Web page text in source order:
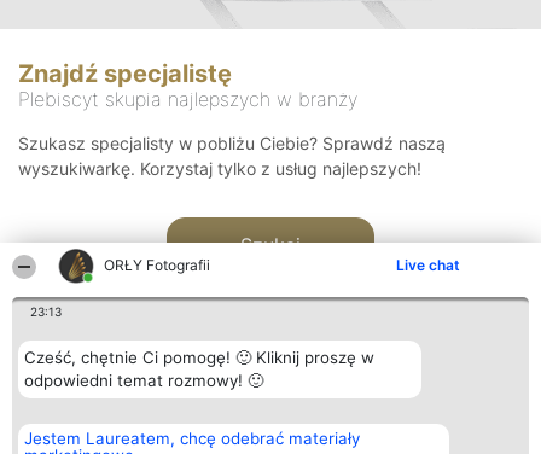
ORŁY Fotografii Live chat
23:13
Cześć, chętnie Ci pomogę! 🙂 Kliknij proszę w
odpowiedni temat rozmowy! 🙂
Jestem Laureatem, chcę odebrać materiały
Znajdź specjalistę
Plebiscyt skupia najlepszych w branży
Szukasz specjalisty w pobliżu Ciebie? Sprawdź naszą
wyszukiwarkę. Korzystaj tylko z usług najlepszych!
Szukaj
Organizator plebiscytu
Bright Side Solutions sp. z o.
Plebiscyt
Laureaci
Kontakt
Kontakt